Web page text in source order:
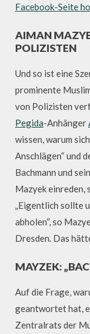
Facebook-Seite
AIMAN
POLIZISTEN
Und so ist eine
prominente
von Polizisten
Pegida-Anhänger
wissen, warum
Anschlägen“ und
Bachmann und
Mazyek einreden,
„Eigentlich sollte
abholen“, so
Dresden. Das
MAYZEK:
Auf die Frage,
geantwortet hat,
Zentralrats der